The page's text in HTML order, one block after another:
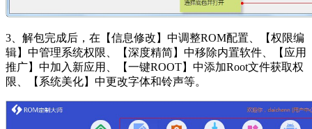
3、解包完成后，在【信息修改】中调整ROM配置、【权限编
辑】中管理系统权限、【深度精简】中移除内置软件、【应用
推广】中加入新应用、【一键ROOT】中添加Root文件获取权
限、【系统美化】中更改字体和铃声等。